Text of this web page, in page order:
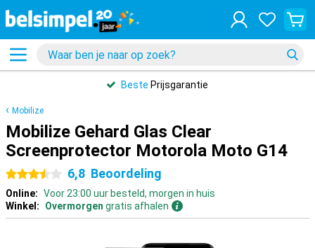
Beste Prijsgarantie
Mobilize
Mobilize Gehard Glas Clear
Screenprotector Motorola Moto G14
3.5 sterren
6,8 Beoordeling
Online: Voor 23:00 uur besteld, morgen in huis
Winkel:
Overmorgen gratis afhalen